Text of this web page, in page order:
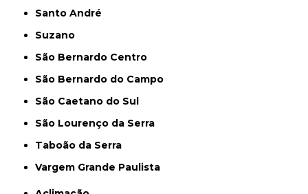
Santo André
Suzano
São Bernardo Centro
São Bernardo do Campo
São Caetano do Sul
São Lourenço da Serra
Taboão da Serra
Vargem Grande Paulista